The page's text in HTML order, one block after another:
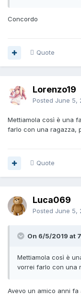
Concordo
Quote
Lorenzo19
Posted June 5,
Mettiamola così è una
farlo con una ragazza,
Quote
Luca069
Posted June 5,
On 6/5/2019 at
Mettiamola così è
vorrei farlo con una
Avevo un amico anni